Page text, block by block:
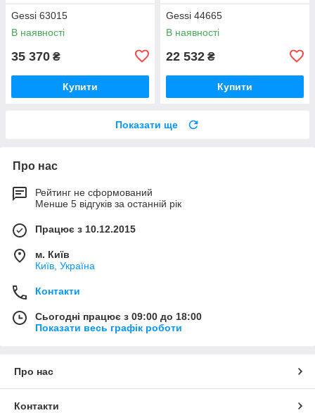
Gessi 63015
В наявності
35 370 ₴
Купити
Gessi 44665
В наявності
22 532 ₴
Купити
Показати ще
Про нас
Рейтинг не сформований
Менше 5 відгуків за останній рік
Працює з 10.12.2015
м. Київ
Київ, Україна
Контакти
Сьогодні працює з 09:00 до 18:00
Показати весь графік роботи
Про нас
Контакти